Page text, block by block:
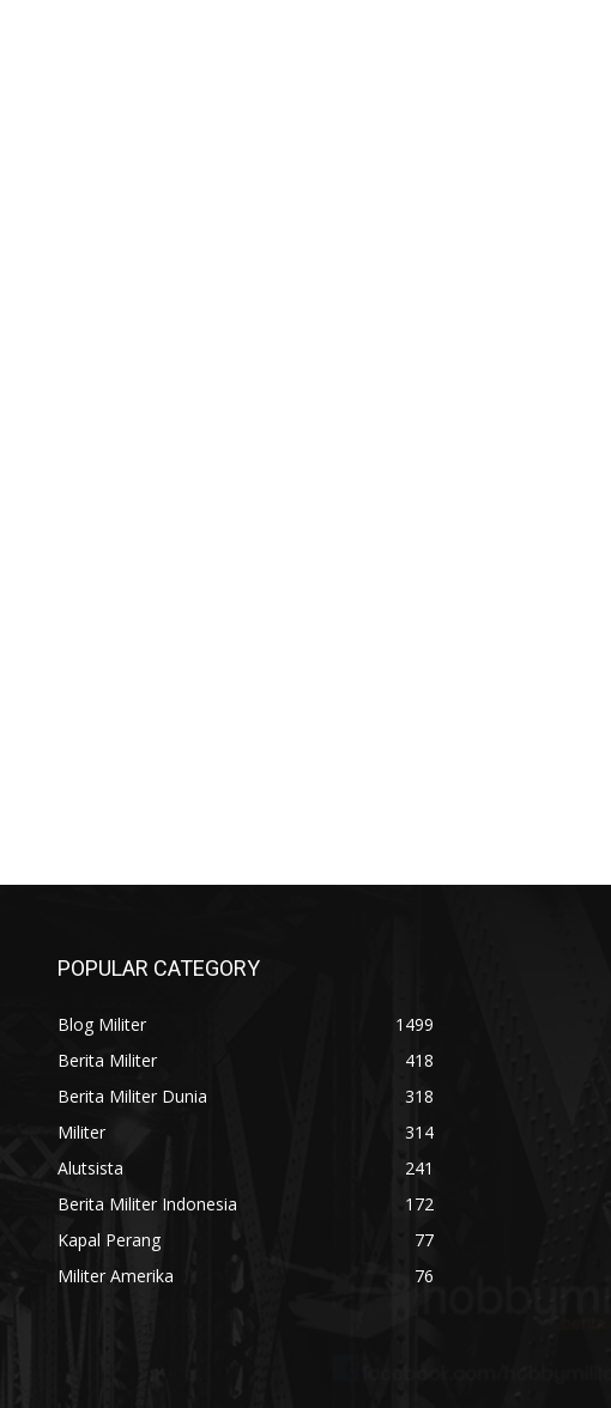
POPULAR CATEGORY
Blog Militer
1499
Berita Militer
418
Berita Militer Dunia
318
Militer
314
Alutsista
241
Berita Militer Indonesia
172
Kapal Perang
77
Militer Amerika
76